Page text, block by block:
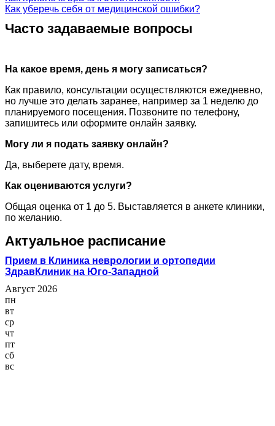
Как уберечь себя от медицинской ошибки?
Часто задаваемые вопросы
На какое время, день я могу записаться?
Как правило, консультации осуществляются ежедневно,
но лучше это делать заранее, например за 1 неделю до
планируемого посещения. Позвоните по телефону,
запишитесь или оформите онлайн заявку.
Могу ли я подать заявку онлайн?
Да, выберете дату, время.
Как оцениваются услуги?
Общая оценка от 1 до 5. Выставляется в анкете клиники,
по желанию.
Актуальное расписание
Прием в Клиника неврологии и ортопедии
ЗдравКлиник на Юго-Западной
Август 2026
пн
вт
ср
чт
пт
сб
вс